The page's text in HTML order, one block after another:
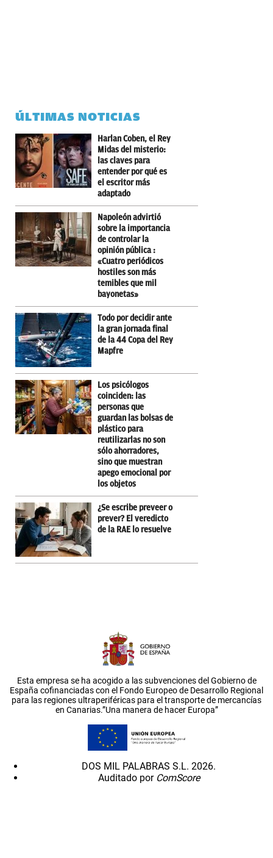
ÚLTIMAS NOTICIAS
Harlan Coben, el Rey
Midas del misterio:
las claves para
entender por qué es
el escritor más
adaptado
Napoleón advirtió
sobre la importancia
de controlar la
opinión pública :
«Cuatro periódicos
hostiles son más
temibles que mil
bayonetas»
Todo por decidir ante
la gran jornada final
de la 44 Copa del Rey
Mapfre
Los psicólogos
coinciden: las
personas que
guardan las bolsas de
plástico para
reutilizarlas no son
sólo ahorradores,
sino que muestran
apego emocional por
los objetos
¿Se escribe preveer o
prever? El veredicto
de la RAE lo resuelve
Esta empresa se ha acogido a las subvenciones del Gobierno de
España cofinanciadas con el Fondo Europeo de Desarrollo Regional
para las regiones ultraperiféricas para el transporte de mercancías
en Canarias.”Una manera de hacer Europa”
DOS MIL PALABRAS S.L. 2026.
Auditado por ComScore